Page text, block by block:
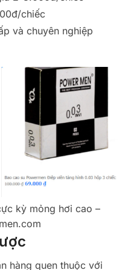
chiếc
và chuyên nghiệp
kỳ mỏng hơi cao –
hàng quen thuộc với